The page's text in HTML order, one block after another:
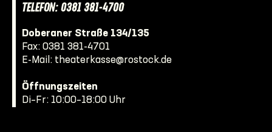
TELEFON: 0381 381-4700
Doberaner Straße 134/135
Fax: 0381 381-4701
E-Mail: theaterkasse@rostock.de
Öffnungszeiten
Di–Fr: 10:00–18:00 Uhr